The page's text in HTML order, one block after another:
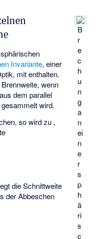
B
r
e
c
h
u
n
g
a
n
ei
n
e
r
s
p
h
ä
ri
s
c
Invariante, einer
mit enthalten.
wenn
dem parallel
wird.
so wirdzu ,
die Schnittweite
der Abbeschen